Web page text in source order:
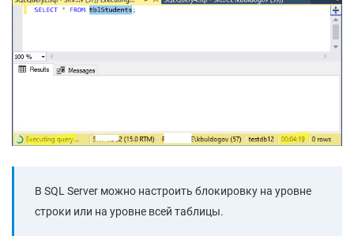
В SQL Server можно настроить блокировку на уровне
строки или на уровне всей таблицы.